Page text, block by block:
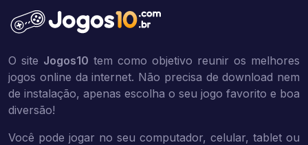
O site Jogos10 tem como objetivo reunir os melhores
jogos online da internet. Não precisa de download nem
de instalação, apenas escolha o seu jogo favorito e boa
diversão!
Você pode jogar no seu computador, celular, tablet ou